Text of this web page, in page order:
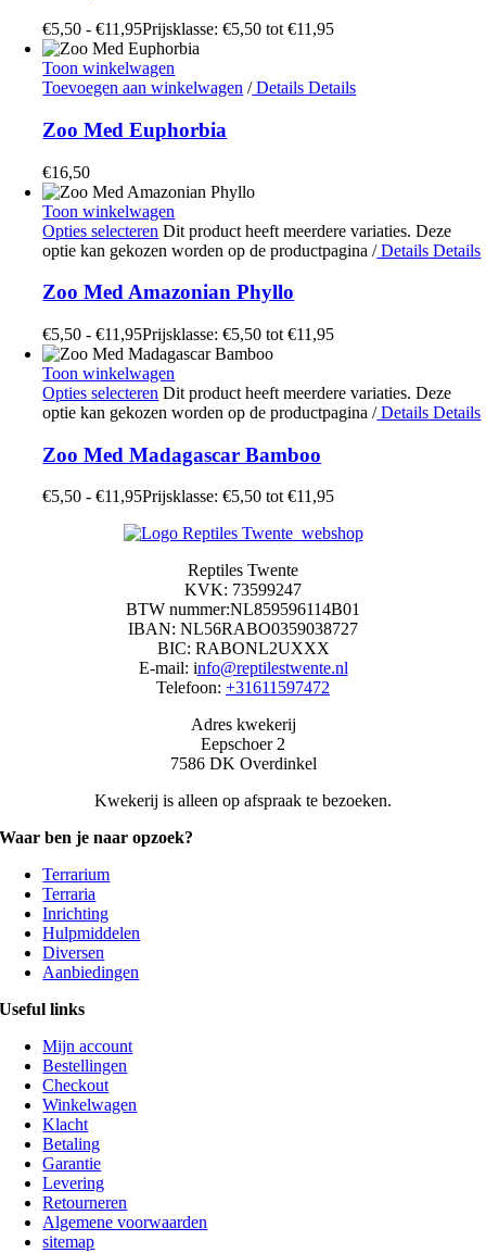
€5,50 - €11,95Prijsklasse: €5,50 tot €11,95
Toon winkelwagen
Toevoegen aan winkelwagen /Details Details
Zoo Med Euphorbia
€16,50
Toon winkelwagen
Opties selecteren Dit product heeft meerdere variaties. Deze
optie kan gekozen worden op de productpagina/Details Details
Zoo Med Amazonian Phyllo
€5,50 - €11,95Prijsklasse: €5,50 tot €11,95
Toon winkelwagen
Opties selecteren Dit product heeft meerdere variaties. Deze
optie kan gekozen worden op de productpagina/Details Details
Zoo Med Madagascar Bamboo
€5,50 - €11,95Prijsklasse: €5,50 tot €11,95
Reptiles Twente
KVK: 73599247
BTW nummer:NL859596114B01
IBAN: NL56RABO0359038727
BIC: RABONL2UXXX
E-mail: info@reptilestwente.nl
Telefoon: +31611597472
Adres kwekerij
Eepschoer 2
7586 DK Overdinkel
Kwekerij is alleen op afspraak te bezoeken.
Waar ben je naar opzoek?
Terrarium
Terraria
Inrichting
Hulpmiddelen
Diversen
Aanbiedingen
Useful links
Mijn account
Bestellingen
Checkout
Winkelwagen
Klacht
Betaling
Garantie
Levering
Retourneren
Algemene voorwaarden
sitemap